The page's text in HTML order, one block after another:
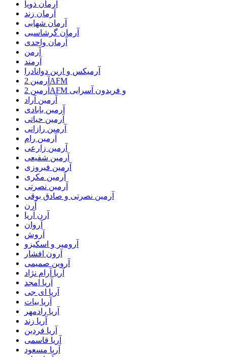
آرمان ذویا
آرمان زند
آرمان شهابی
آرمان گرشاسبی
آرمان واحدی
آرمن
آرمند
آرمیکس و ارین دوانادرا
آرمین 2AFM
آرمین 2AFM و فریدون آسرایی
آرمین آراد
آرمین بابادی
آرمین حیاتی
آرمین رازانی
آرمین رام
آرمین زارعی
آرمین شفیعی
آرمین فیروزی
آرمین مکری
آرمین نصرتی
آرمین نصرتی و صادق بوقی
آرن
آرن آریا
آروان
آروش
آرومیر و اسکیزو
آرون افشار
آروین صمیمی
آریا آرام نژاد
آریا امجد
آریا ای جی
آریا بیات
آریا رادمهر
آریا زند
آریا فردین
آریا قاسمی
آریا مسعود